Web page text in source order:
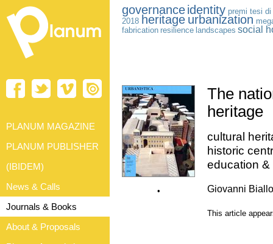
governanceidentity premi tesi
2018 heritage urbanization
fabrication resilience landscapes social
•
The
heritage
cultural
historic
education
Giovanni Biallo
This article
PLANUM MAGAZINE
PLANUM PUBLISHER
(IBIDEM)
News & Calls
Journals & Books
About & Proposals